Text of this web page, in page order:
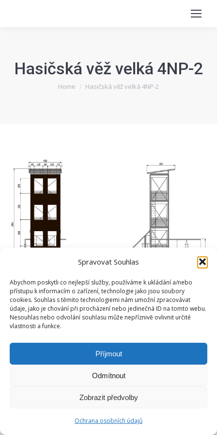
Spravovat Souhlas
Abychom poskytli co nejlepší služby, používáme k ukládání a/nebo
přístupu k informacím o zařízení, technologie jako jsou soubory
cookies. Souhlas s těmito technologiemi nám umožní zpracovávat
údaje, jako je chování při procházení nebo jedinečná ID na tomto webu.
Nesouhlas nebo odvolání souhlasu může nepříznivě ovlivnit určité
vlastnosti a funkce.
Příjmout
Odmítnout
Zobrazit předvolby
Ochrana osobních údajů
Hasičská věž velká 4NP-2
You are here:
Home Hasičská věž velká 4NP-2
SEO